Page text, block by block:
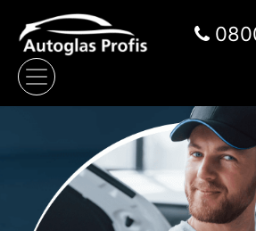
Zum Inhalt springen
Hauptnavigation